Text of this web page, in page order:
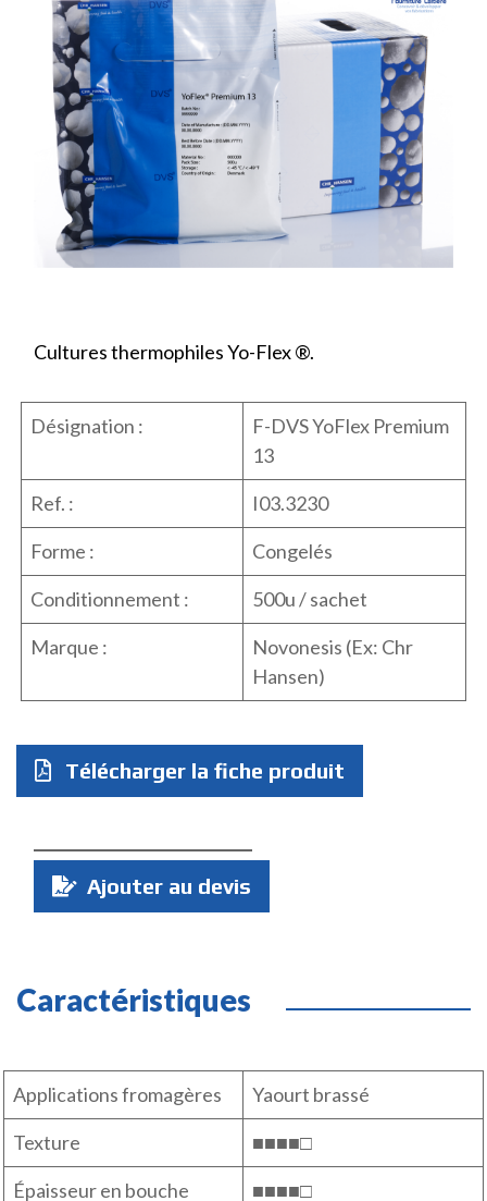
Cultures thermophiles Yo-Flex ®.
Désignation :
F-DVS YoFlex Premium
13
Ref. :
I03.3230
Forme :
Congelés
Conditionnement :
500u / sachet
Marque :
Novonesis (Ex: Chr
Hansen)
Télécharger la fiche produit
Quantité
Ajouter au devis
Caractéristiques
Applications fromagères
Yaourt brassé
Texture
■■■■□
Épaisseur en bouche
■■■■□